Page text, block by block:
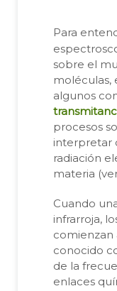
Para
sobre el
moléculas,
algunos
procesos
interpretar
radiación
materia
Cuando
infrarroja,
comienzan
conocido
de la
enlaces